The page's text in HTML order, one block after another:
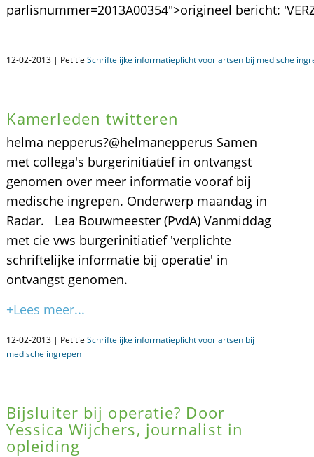
parlisnummer=2013A00354">origineel bericht:
12-02-2013 | Petitie Schriftelijke informatieplicht voor artsen bij medische
Kamerleden twitteren
helma nepperus?@helmanepperus Samen
met collega's burgerinitiatief in ontvangst
genomen over meer informatie vooraf bij
medische ingrepen. Onderwerp maandag in
Radar. Lea Bouwmeester (PvdA) Vanmiddag
met cie vws burgerinitiatief 'verplichte
schriftelijke informatie bij operatie' in
ontvangst genomen.
+Lees meer...
12-02-2013 | Petitie Schriftelijke informatieplicht voor artsen bij
medische ingrepen
Bijsluiter bij operatie? Door
Yessica Wijchers, journalist in
opleiding